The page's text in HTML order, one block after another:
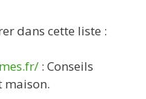
dans cette liste :
: Conseils
maison.